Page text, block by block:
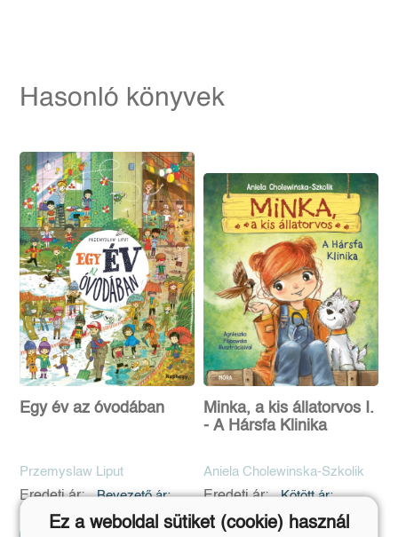
Hasonló könyvek
Egy év az óvodában
Przemyslaw Liput
Eredeti ár:
5 999 Ft
Bevezető ár:
5 399 Ft
Minka, a kis állatorvos I.
- A Hársfa Klinika
Aniela Cholewinska-Szkolik
Eredeti ár:
Kötött ár:
3 599 Ft
Ez a weboldal sütiket (cookie) használ